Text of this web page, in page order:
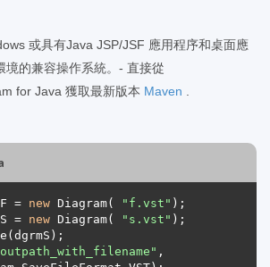
或具有Java JSP/JSF 應用程序和桌面應
境的兼容操作系統。- 直接從
for Java 獲取最新版本 Maven
= new Diagram( "f.vst"
= new Diagram( "s.vst"
,